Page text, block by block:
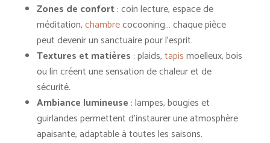
Zones de confort: coin lecture, espace de
méditation,chambrecocooning… chaque pièce
peut devenir un sanctuaire pour l’esprit.
Textures et matières : plaids,tapismoelleux, bois
ou lin créent une sensation de chaleur et de
sécurité.
Ambiance lumineuse : lampes, bougies et
guirlandes permettent d’instaurer une atmosphère
apaisante, adaptable à toutes les saisons.